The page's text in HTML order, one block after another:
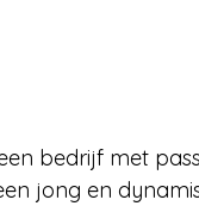
bedrijf met
jong en